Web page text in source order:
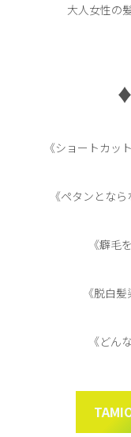
大人女性の
《ショートカッ
《ペタンとな
《癖毛
《脱白
《どん